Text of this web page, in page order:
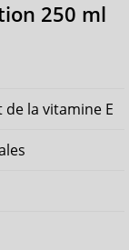
250 ml
la vitamine E